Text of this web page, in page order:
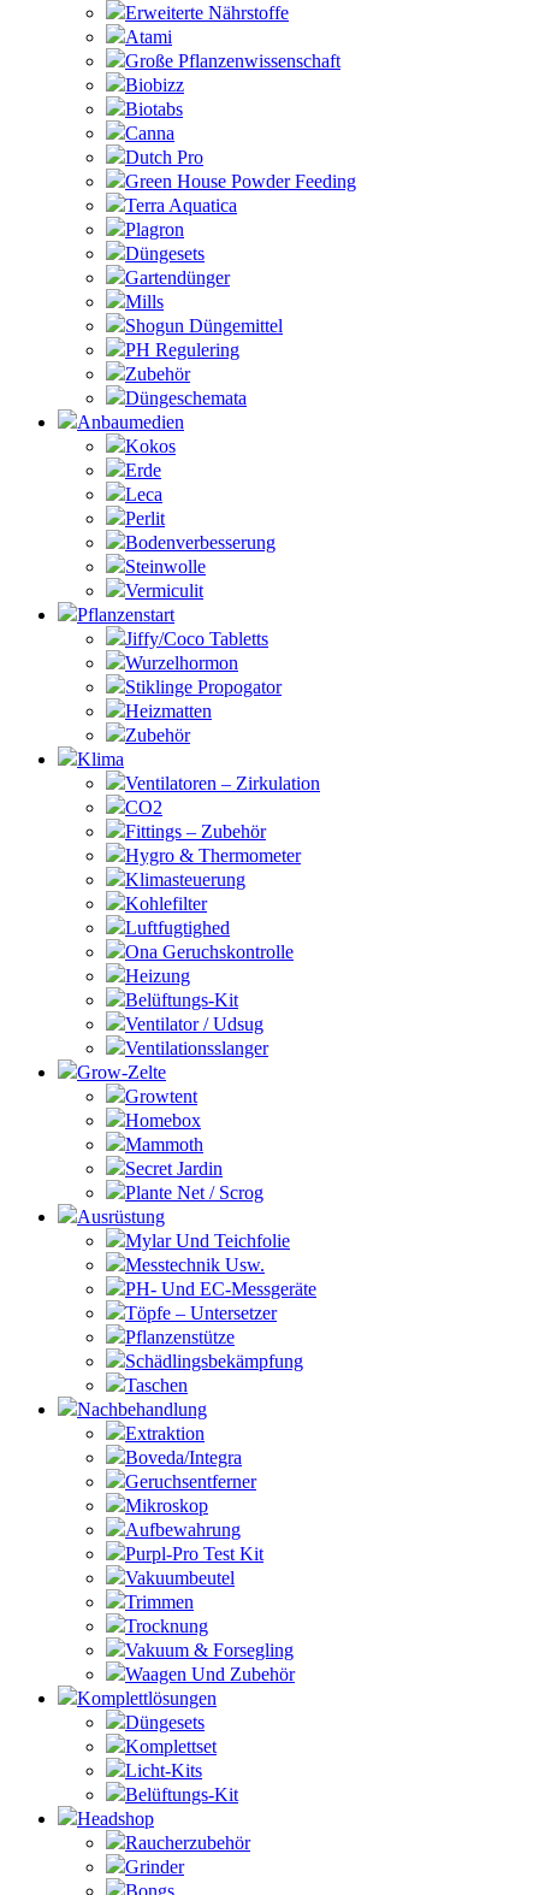
Erweiterte Nährstoffe
Atami
Große Pflanzenwissenschaft
Biobizz
Biotabs
Canna
Dutch Pro
Green House Powder Feeding
Terra Aquatica
Plagron
Düngesets
Gartendünger
Mills
Shogun Düngemittel
PH Regulering
Zubehör
Düngeschemata
Anbaumedien
Kokos
Erde
Leca
Perlit
Bodenverbesserung
Steinwolle
Vermiculit
Pflanzenstart
Jiffy/Coco Tabletts
Wurzelhormon
Stiklinge Propogator
Heizmatten
Zubehör
Klima
Ventilatoren – Zirkulation
CO2
Fittings – Zubehör
Hygro & Thermometer
Klimasteuerung
Kohlefilter
Luftfugtighed
Ona Geruchskontrolle
Heizung
Belüftungs-Kit
Ventilator / Udsug
Ventilationsslanger
Grow-Zelte
Growtent
Homebox
Mammoth
Secret Jardin
Plante Net / Scrog
Ausrüstung
Mylar Und Teichfolie
Messtechnik Usw.
PH- Und EC-Messgeräte
Töpfe – Untersetzer
Pflanzenstütze
Schädlingsbekämpfung
Taschen
Nachbehandlung
Extraktion
Boveda/Integra
Geruchsentferner
Mikroskop
Aufbewahrung
Purpl-Pro Test Kit
Vakuumbeutel
Trimmen
Trocknung
Vakuum & Forsegling
Waagen Und Zubehör
Komplettlösungen
Düngesets
Komplettset
Licht-Kits
Belüftungs-Kit
Headshop
Raucherzubehör
Grinder
Bongs